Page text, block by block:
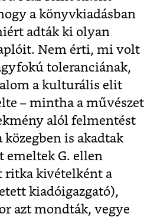
a könyvkiadásban
adták ki olyan
Nem érti, mi volt
toleranciának,
a kulturális elit
– mintha a művészet
alól felmentést
közegben is akadtak
emeltek G. ellen
ritka kivételként a
kiadóigazgató),
azt mondták, vegye